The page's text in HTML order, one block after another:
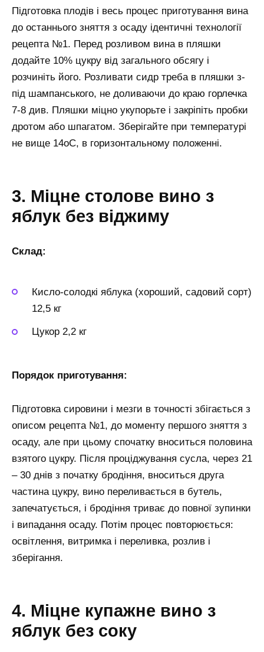
Підготовка плодів і весь процес приготування вина
до останнього зняття з осаду ідентичні технології
рецепта №1. Перед розливом вина в пляшки
додайте 10% цукру від загального обсягу і
розчиніть його. Розливати сидр треба в пляшки з-
під шампанського, не доливаючи до краю горлечка
7-8 див. Пляшки міцно укупорьте і закріпіть пробки
дротом або шпагатом. Зберігайте при температурі
не вище 14оС, в горизонтальному положенні.
3. Міцне столове вино з
яблук без віджиму
Склад:
Кисло-солодкі яблука (хороший, садовий сорт)
12,5 кг
Цукор 2,2 кг
Порядок приготування:
Підготовка сировини і мезги в точності збігається з
описом рецепта №1, до моменту першого зняття з
осаду, але при цьому спочатку вноситься половина
взятого цукру. Після проціджування сусла, через 21
– 30 днів з початку бродіння, вноситься друга
частина цукру, вино переливається в бутель,
запечатується, і бродіння триває до повної зупинки
і випадання осаду. Потім процес повторюється:
освітлення, витримка і переливка, розлив і
зберігання.
4. Міцне купажне вино з
яблук без соку